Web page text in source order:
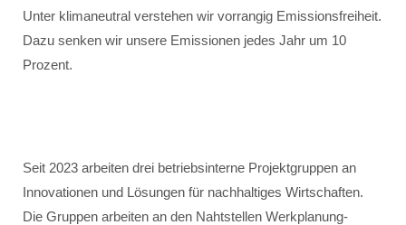
Unter klimaneutral verstehen wir vorrangig Emissionsfreiheit.
Dazu senken wir unsere Emissionen jedes Jahr um 10
Prozent.
Seit 2023 arbeiten drei betriebsinterne Projektgruppen an
Innovationen und Lösungen für nachhaltiges Wirtschaften.
Die Gruppen arbeiten an den Nahtstellen Werkplanung-